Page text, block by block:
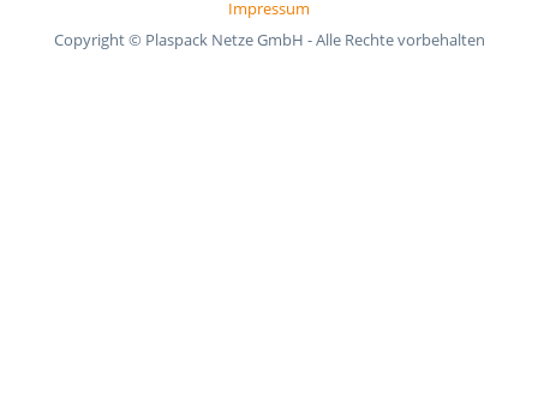
Impressum
Copyright © Plaspack Netze GmbH - Alle Rechte vorbehalten